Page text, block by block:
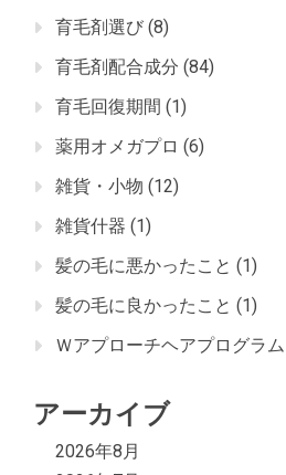
育毛剤選び (8)
育毛剤配合成分 (84)
育毛回復期間 (1)
薬用オメガプロ (6)
雑貨・小物 (12)
雑貨什器 (1)
髪の毛に悪かったこと (1)
髪の毛に良かったこと (1)
Ｗアプローチヘアプログラム
アーカイブ
2026年8月